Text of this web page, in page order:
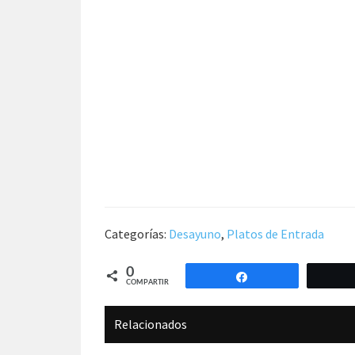
Categorías: Desayuno, Platos de Entrada
0
COMPARTIR
Relacionados